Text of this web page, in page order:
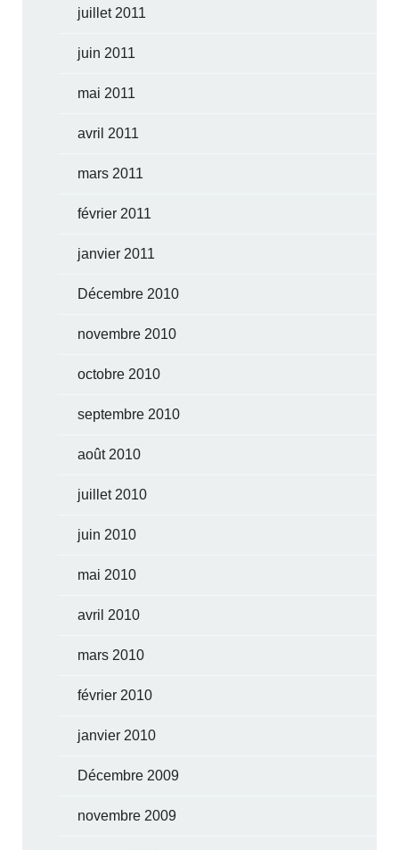
juillet 2011
juin 2011
mai 2011
avril 2011
mars 2011
février 2011
janvier 2011
Décembre 2010
novembre 2010
octobre 2010
septembre 2010
août 2010
juillet 2010
juin 2010
mai 2010
avril 2010
mars 2010
février 2010
janvier 2010
Décembre 2009
novembre 2009